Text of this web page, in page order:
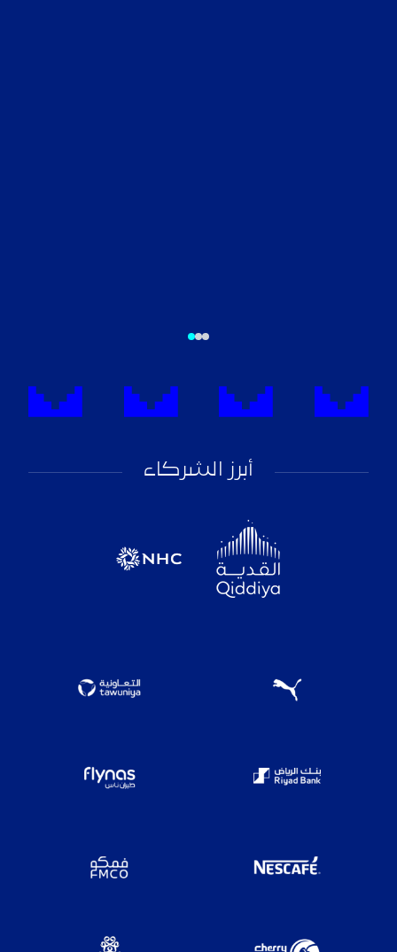
أبرز الشركاء